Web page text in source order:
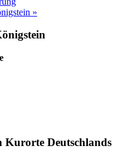
»
Kurorte Deutschlands